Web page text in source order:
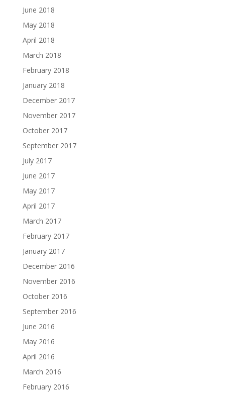
June 2018
May 2018
April 2018
March 2018
February 2018
January 2018
December 2017
November 2017
October 2017
September 2017
July 2017
June 2017
May 2017
April 2017
March 2017
February 2017
January 2017
December 2016
November 2016
October 2016
September 2016
June 2016
May 2016
April 2016
March 2016
February 2016